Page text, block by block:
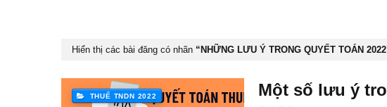
Hiển thị các bài đăng có nhãn NHỮNG LƯU Ý TRONG QUYẾT TOÁN 2022
THUẾ TNDN 2022
Một số lưu ý